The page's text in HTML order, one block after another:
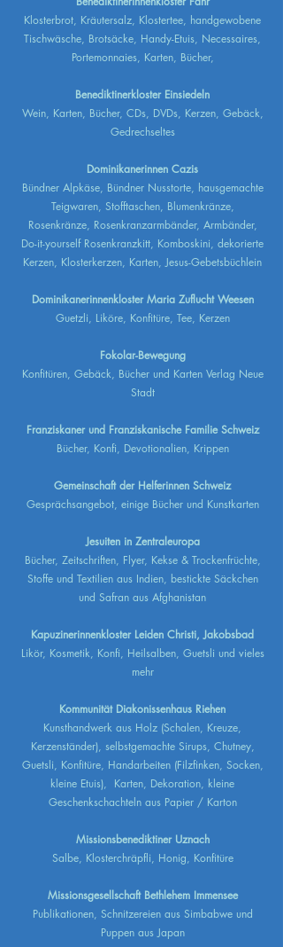
Klosterbrot, Kräutersalz, Klostertee, handgewobene
Tischwäsche, Brotsäcke, Handy-Etuis, Necessaires,
Portemonnaies, Karten, Bücher,
Benediktinerkloster Einsiedeln
Wein, Karten, Bücher, CDs, DVDs, Kerzen, Gebäck,
Gedrechseltes
Dominikanerinnen Cazis
Bündner Alpkäse, Bündner Nusstorte, hausgemachte
Teigwaren, Stofftaschen, Blumenkränze,
Rosenkränze, Rosenkranzarmbänder, Armbänder,
Do-it-yourself Rosenkranzkitt, Komboskini, dekorierte
Kerzen, Klosterkerzen, Karten, Jesus-Gebetsbüchlein
Dominikanerinnenkloster Maria Zuflucht Weesen
Guetzli, Liköre, Konfitüre, Tee, Kerzen
Fokolar-Bewegung
Konfitüren, Gebäck, Bücher und Karten Verlag Neue
Stadt
Franziskaner und Franziskanische Familie Schweiz
Bücher, Konfi, Devotionalien, Krippen
Gemeinschaft der Helferinnen Schweiz
Gesprächsangebot, einige Bücher und Kunstkarten
Jesuiten in Zentraleuropa
Bücher, Zeitschriften, Flyer, Kekse & Trockenfrüchte,
Stoffe und Textilien aus Indien, bestickte Säckchen
und Safran aus Afghanistan
Kapuzinerinnenkloster Leiden Christi, Jakobsbad
Likör, Kosmetik, Konfi, Heilsalben, Guetsli und vieles
mehr
Kommunität Diakonissenhaus Riehen
Kunsthandwerk aus Holz (Schalen, Kreuze,
Kerzenständer), selbstgemachte Sirups, Chutney,
Guetsli, Konfitüre, Handarbeiten (Filzfinken, Socken,
kleine Etuis), Karten, Dekoration, kleine
Geschenkschachteln aus Papier / Karton
Missionsbenediktiner Uznach
Salbe, Klosterchräpfli, Honig, Konfitüre
Missionsgesellschaft Bethlehem Immensee
Publikationen, Schnitzereien aus Simbabwe und
Puppen aus Japan